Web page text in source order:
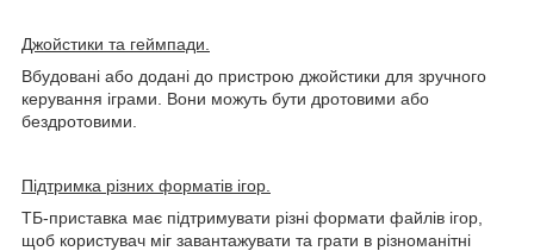
Джойстики та геймпади.
Вбудовані або додані до пристрою джойстики для зручного
керування іграми. Вони можуть бути дротовими або
бездротовими.
Підтримка різних форматів ігор.
ТБ-приставка має підтримувати різні формати файлів ігор,
щоб користувач міг завантажувати та грати в різноманітні